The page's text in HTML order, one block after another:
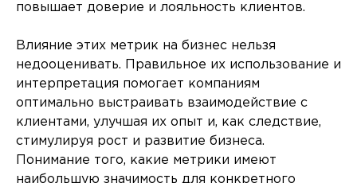
повышает доверие и лояльность клиентов.
Влияние этих метрик на бизнес нельзя
недооценивать. Правильное их использование и
интерпретация помогает компаниям
оптимально выстраивать взаимодействие с
клиентами, улучшая их опыт и, как следствие,
стимулируя рост и развитие бизнеса.
Понимание того, какие метрики имеют
наибольшую значимость для конкретного